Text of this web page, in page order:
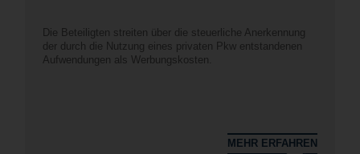
Die Beteiligten streiten über die steuerliche Anerkennung
der durch die Nutzung eines privaten Pkw entstandenen
Aufwendungen als Werbungskosten.
MEHR ERFAHREN